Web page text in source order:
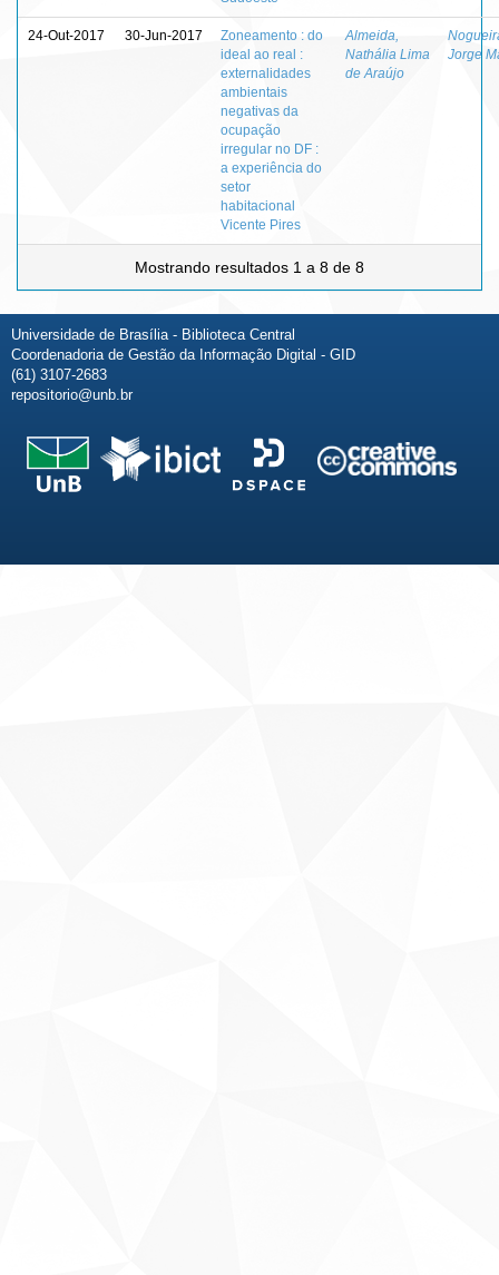
24-Out-2017 30-Jun-2017
Zoneamento : do
ideal ao real :
externalidades
ambientais
negativas da
ocupação
irregular no DF :
a experiência do
setor
habitacional
Vicente Pires
Almeida,
Nathália Lima
de Araújo
Jorge
Mostrando resultados 1 a 8 de 8
Universidade de Brasília - Biblioteca Central
Coordenadoria de Gestão da Informação Digital - GID
(61) 3107-2683
repositorio@unb.br